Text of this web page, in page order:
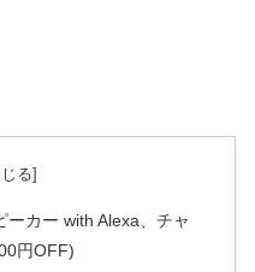
カー with Alexa、チャ
円OFF)